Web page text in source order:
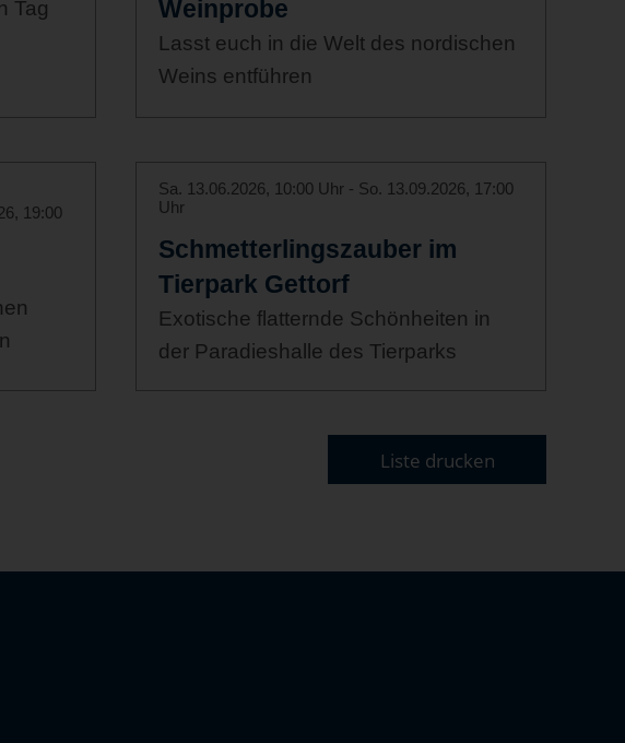
Tag
Weinprobe
Lasst euch in die Welt des nordischen
Weins entführen
19:00
Sa. 13.06.2026, 10:00 Uhr - So. 13.09.2026, 17:00
Uhr
Schmetterlingszauber im
Tierpark Gettorf
Exotische flatternde Schönheiten in
der Paradieshalle des Tierparks
Liste drucken